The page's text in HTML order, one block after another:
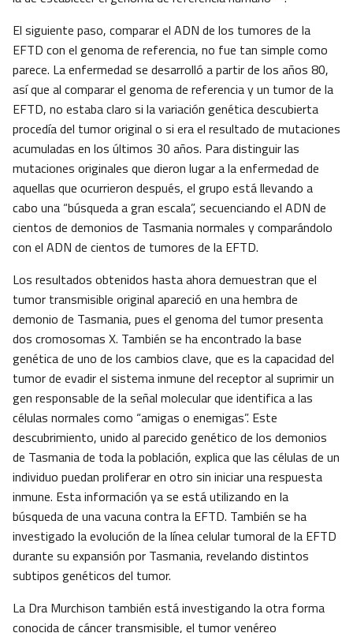
El siguiente paso, comparar el ADN de los tumores de la
EFTD con el genoma de referencia, no fue tan simple como
parece. La enfermedad se desarrolló a partir de los años 80,
así que al comparar el genoma de referencia y un tumor de la
EFTD, no estaba claro si la variación genética descubierta
procedía del tumor original o si era el resultado de mutaciones
acumuladas en los últimos 30 años. Para distinguir las
mutaciones originales que dieron lugar a la enfermedad de
aquellas que ocurrieron después, el grupo está llevando a
cabo una “búsqueda a gran escala”, secuenciando el ADN de
cientos de demonios de Tasmania normales y comparándolo
con el ADN de cientos de tumores de la EFTD.
Los resultados obtenidos hasta ahora demuestran que el
tumor transmisible original apareció en una hembra de
demonio de Tasmania, pues el genoma del tumor presenta
dos cromosomas X. También se ha encontrado la base
genética de uno de los cambios clave, que es la capacidad del
tumor de evadir el sistema inmune del receptor al suprimir un
gen responsable de la señal molecular que identifica a las
células normales como “amigas o enemigas”. Este
descubrimiento, unido al parecido genético de los demonios
de Tasmania de toda la población, explica que las células de un
individuo puedan proliferar en otro sin iniciar una respuesta
inmune. Esta información ya se está utilizando en la
búsqueda de una vacuna contra la EFTD. También se ha
investigado la evolución de la línea celular tumoral de la EFTD
durante su expansión por Tasmania, revelando distintos
subtipos genéticos del tumor.
La Dra Murchison también está investigando la otra forma
conocida de cáncer transmisible, el tumor venéreo